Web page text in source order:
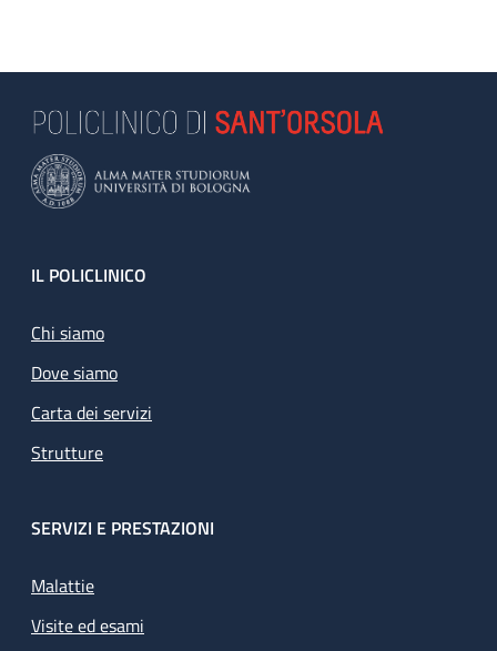
Footer
IL POLICLINICO
Chi siamo
Dove siamo
Carta dei servizi
Strutture
SERVIZI E PRESTAZIONI
Malattie
Visite ed esami